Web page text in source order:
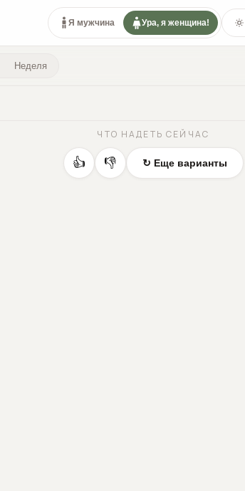
Я мужчина Ура, я женщина!
Неделя
ЧТО НАДЕТЬ СЕЙЧАС
👍 👎 ↻ Еще варианты